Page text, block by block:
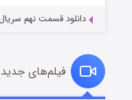
دانلود قسمت نهم
فیلم‌های جدید